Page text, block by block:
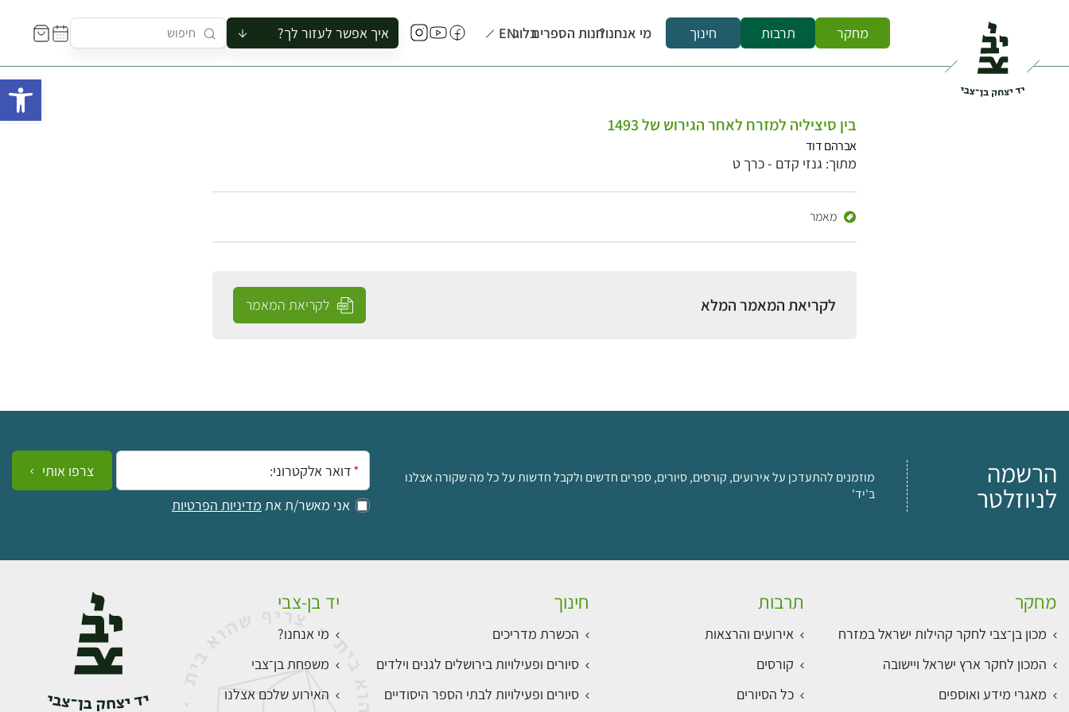
מחקר תרבות חינוך מי אנחנו?חנות הספריםבלוגEN איך אפשר לעזור לך?
להזמין סיור לקבוצה
בין סיציליה למזרח לאחר הגירוש של 1493
אברהם דוד
מתוך: גנזי קדם - כרך ט
מאמר
לקריאת המאמר המלא לקריאת המאמר
הרשמה
לניוזלטר
מוזמנים להתעדכן על אירועים, קורסים, סיורים, ספרים חדשים ולקבל חדשות על כל מה שקורה אצלנו
ב'יד'
אימייל:
אני מאשר/ת את מדיניות הפרטיות
צרפו אותי
מחקר
מכון בן־צבי לחקר קהילות ישראל במזרח
המכון לחקר ארץ ישראל ויישובה
מאגרי מידע ואוספים
תרבות
אירועים והרצאות
קורסים
כל הסיורים
חינוך
הכשרת מדריכים
סיורים ופעילויות בירושלים לגנים וילדים
סיורים ופעילויות לבתי הספר היסודיים
יד בן-צבי
מי אנחנו?
משפחת בן־צבי
האירוע שלכם אצלנו